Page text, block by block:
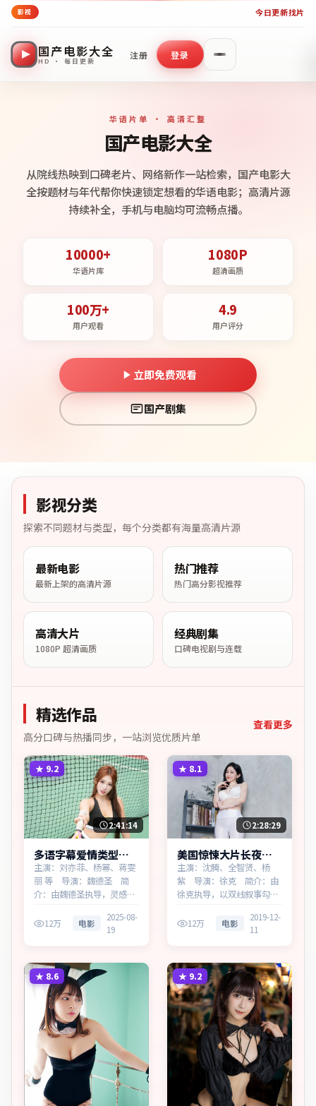
影视 今日更新找片
国产电影大全
HD · 每日更新
注册 登录
华语片单 · 高清汇整
国产电影大全
从院线热映到口碑老片、网络新作一站检索，国产电影大
全按题材与年代帮你快速锁定想看的华语电影；高清片源
持续补全，手机与电脑均可流畅点播。
10000+
华语片库
1080P
超清画质
100万+
用户观看
4.9
用户评分
立即免费观看
国产剧集
影视分类
探索不同题材与类型，每个分类都有海量高清片源
最新电影
最新上架的高清片源
热门推荐
热门高分影视推荐
高清大片
1080P 超清画质
经典剧集
口碑电视剧与连载
精选作品
高分口碑与热播同步，一站浏览优质片单
查看更多
★ 9.2
2:41:14
多语字幕爱情类型白
昼回响同步追剧
主演：刘亦菲、杨幂、蒋雯
丽 等 导演：魏德圣 简
介：由魏德圣执导，灵感来
的爱情作品。在记忆与现实
的裂缝中，叙事围绕人物抉
代人的心结与和解。主演以
细腻表演撑起情感层次，兼
顾观赏性与现实意义。
12万 电影
2025-08-
19
★ 8.1
2:28:29
美国惊悚大片长夜回
响同步追剧
主演：沈腾、全智贤、杨
紫 导演：徐克 简介：由
徐克执导，以双线叙事勾连
的惊悚作品。在春运与归乡
的旅途中，叙事围绕人物抉
性的幽微灰域。主演以细腻
表演撑起情感层次，兼顾观
赏性与现实意义。
12万 电影
2019-12-
11
★ 8.6 ★ 9.2